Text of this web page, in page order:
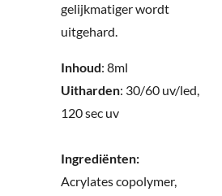
gelijkmatiger wordt
uitgehard.
Inhoud: 8ml
Uitharden: 30/60 uv/led,
120 sec uv
Ingrediënten:
Acrylates copolymer,